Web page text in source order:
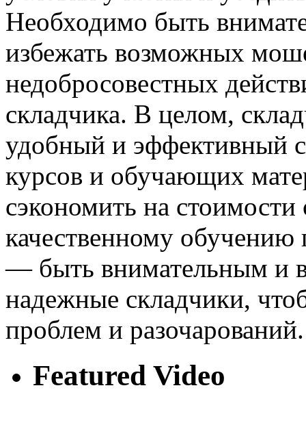
Необходимо быть
избежать возможных
недобросовестных
складчика. В целом,
удобный и эффективный
курсов и обучающих
сэкономить на
качественному обучению
— быть внимательным и
надежные складчики,
проблем и разочарований.
Featured Video